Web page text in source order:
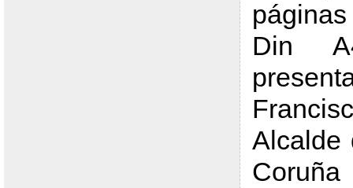
Din
Alcalde